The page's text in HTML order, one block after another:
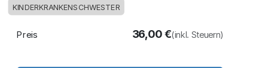
KINDERKRANKENSCHWESTER
Preis 36,00€(inkl. Steuern)